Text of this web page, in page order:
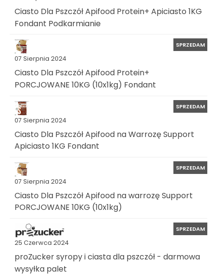
Ciasto Dla Pszczół Apifood Protein+ Apiciasto 1KG
Fondant Podkarmianie
07 Sierpnia 2024
SPRZEDAM
Ciasto Dla Pszczół Apifood Protein+
PORCJOWANE 10KG (10x1kg) Fondant
07 Sierpnia 2024
SPRZEDAM
Ciasto Dla Pszczół Apifood na Warrozę Support
Apiciasto 1KG Fondant
07 Sierpnia 2024
SPRZEDAM
Ciasto Dla Pszczół Apifood na warrozę Support
PORCJOWANE 10KG (10x1kg)
25 Czerwca 2024
SPRZEDAM
proZucker syropy i ciasta dla pszczół - darmowa
wysyłka palet